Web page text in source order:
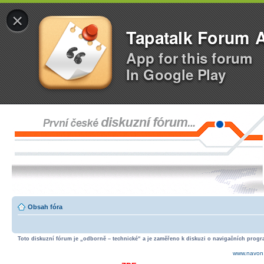
×
Tapatalk Forum
App for this forum
In Google Play
Obsah fóra
Toto diskuzní fórum je „odborně – technické“ a je zaměřeno k diskuzi o navigačních